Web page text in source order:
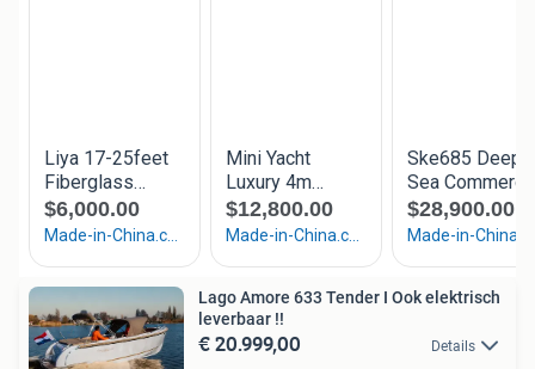
Lago Amore 633 Tender I Ook elektrisch
leverbaar !!
€ 20.999,00 Details